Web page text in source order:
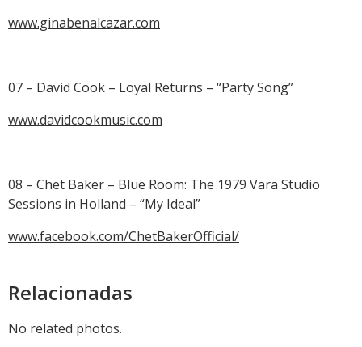
www.ginabenalcazar.com
07 – David Cook – Loyal Returns – “Party Song”
www.davidcookmusic.com
08 – Chet Baker – Blue Room: The 1979 Vara Studio
Sessions in Holland – “My Ideal”
www.facebook.com/ChetBakerOfficial/
Relacionadas
No related photos.